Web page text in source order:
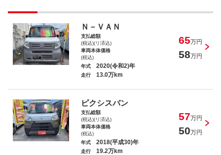
デイズ
Ｎ－ＷＧＮ
Ｎ－ＶＡＮ
支払総額
(税込)(リ済込)
65万円
車両本体価格
(税込)
58万円
年式 2020(令和2)年
走行 13.0万km
ピクシスバン
支払総額
(税込)(リ済込)
57万円
車両本体価格
(税込)
50万円
年式 2018(平成30)年
走行 19.2万km